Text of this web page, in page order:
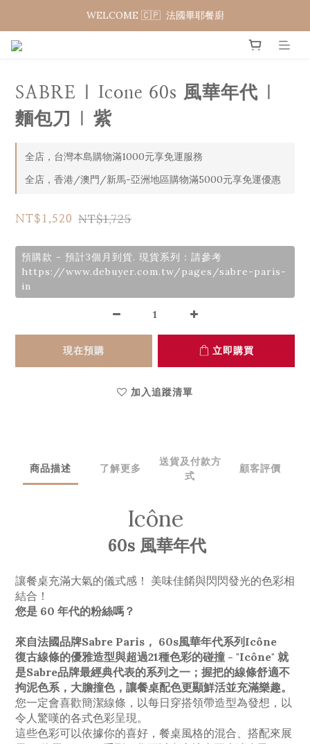
WELCOME 🇨🇵  法國畢耶餐廚
WELCOME 🇨🇵  法國畢耶餐廚
SABRE | Icone 60s 風華年代 |
麵包刀 | 紫
全店，台灣本島購物滿1000元享免運服務
全店，香港/澳門/新馬-亞洲地區購物滿5000元享免運優惠
NT$1,520 NT$1,725
預購款 - 預計3個月到貨. 現貨系列：請參考
https://www.debuyer.com.tw/pages/sabre-paris-
in
現在預購 立即購買
加入追蹤清單
商品描述 了解更多
送貨及付款方
式
顧客評價
Icône
60s 風華年代
讓餐桌充滿大氣的儀式感！ 美味佳餚與閃閃發光的色彩相
結合！
您是 60 年代的粉絲嗎？
來自法國品牌Sabre Paris， 60s風華年代系列Icône
復古線條的優雅造型與超過21種色彩的碰撞 - "Icône" 就
是Sabre品牌最經典代表的系列之一；握把的線條舒適不
拘泥色系，大膽撞色，讓餐桌配色更顯鮮活並充滿樂趣。
您一定會喜歡簡潔線條，以每日穿搭領帶造型為發想，以
令人驚嘆的各式色彩呈現。
這些色彩可以依據你的喜好，餐桌風格的混合、搭配來展